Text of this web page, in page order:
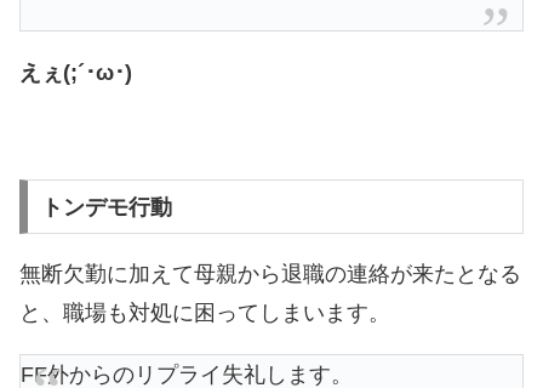
えぇ(;´･ω･)
トンデモ行動
無断欠勤に加えて母親から退職の連絡が来たとなる
と、職場も対処に困ってしまいます。
FF外からのリプライ失礼します。